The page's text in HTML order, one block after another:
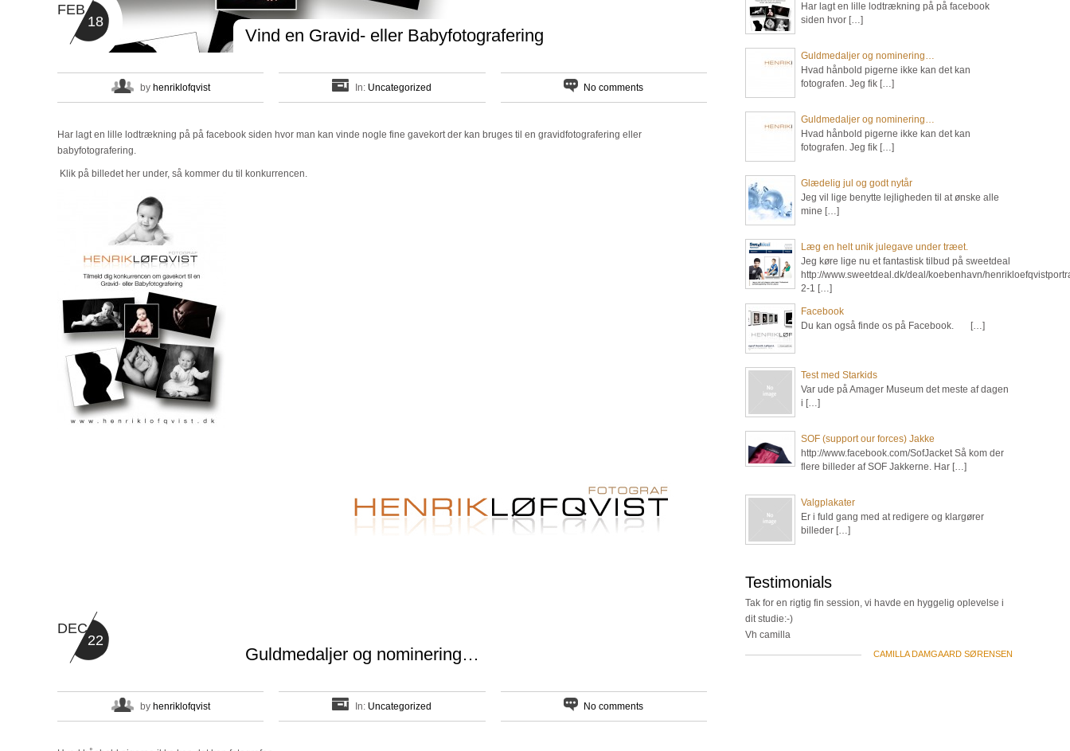
Vind en Gravid- eller Babyfotografering
FEB
18
by henriklofqvist In: Uncategorized No comments
Har lagt en lille lodtrækning på på facebook siden hvor man kan vinde nogle fine gavekort der kan bruges til en gravidfotografering eller
babyfotografering.
Klik på billedet her under, så kommer du til konkurrencen.
Guldmedaljer og nominering…
DEC
22
by henriklofqvist In: Uncategorized No comments
Har lagt en lille lodtrækning på på facebook
siden hvor […]
Guldmedaljer og nominering…
Hvad hånbold pigerne ikke kan det kan
fotografen. Jeg fik […]
Guldmedaljer og nominering…
Hvad hånbold pigerne ikke kan det kan
fotografen. Jeg fik […]
Glædelig jul og godt nytår
Jeg vil lige benytte lejligheden til at ønske alle
mine […]
Læg en helt unik julegave under træet.
Jeg køre lige nu et fantastisk tilbud på sweetdeal
http://www.sweetdeal.dk/deal/koebenhavn/
2-1 […]
Facebook
Du kan også finde os på Facebook. […]
Test med Starkids
Var ude på Amager Museum det meste af dagen
i […]
SOF (support our forces) Jakke
http://www.facebook.com/SofJacket Så kom der
flere billeder af SOF Jakkerne. Har […]
Valgplakater
Er i fuld gang med at redigere og klargører
billeder […]
Testimonials
Tak for en rigtig fin session, vi havde en hyggelig oplevelse i
dit studie:-)
Vh camilla
CAMILLA DAMGAARD SØRENSEN